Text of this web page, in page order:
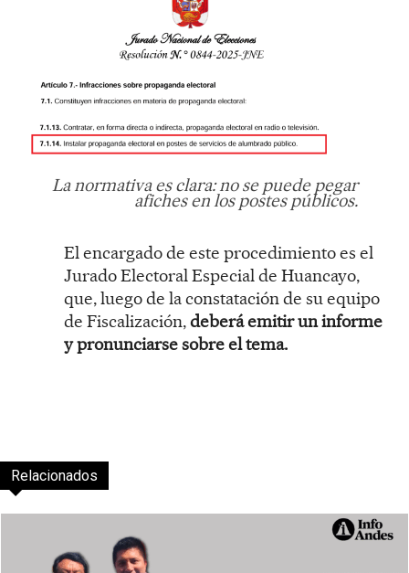
La normativa es clara: no se puede pegar
afiches en los postes públicos.
El encargado de este procedimiento es el
Jurado Electoral Especial de Huancayo,
que, luego de la constatación de su equipo
de Fiscalización,deberá emitir un informe
y pronunciarse sobre el tema.
Relacionados